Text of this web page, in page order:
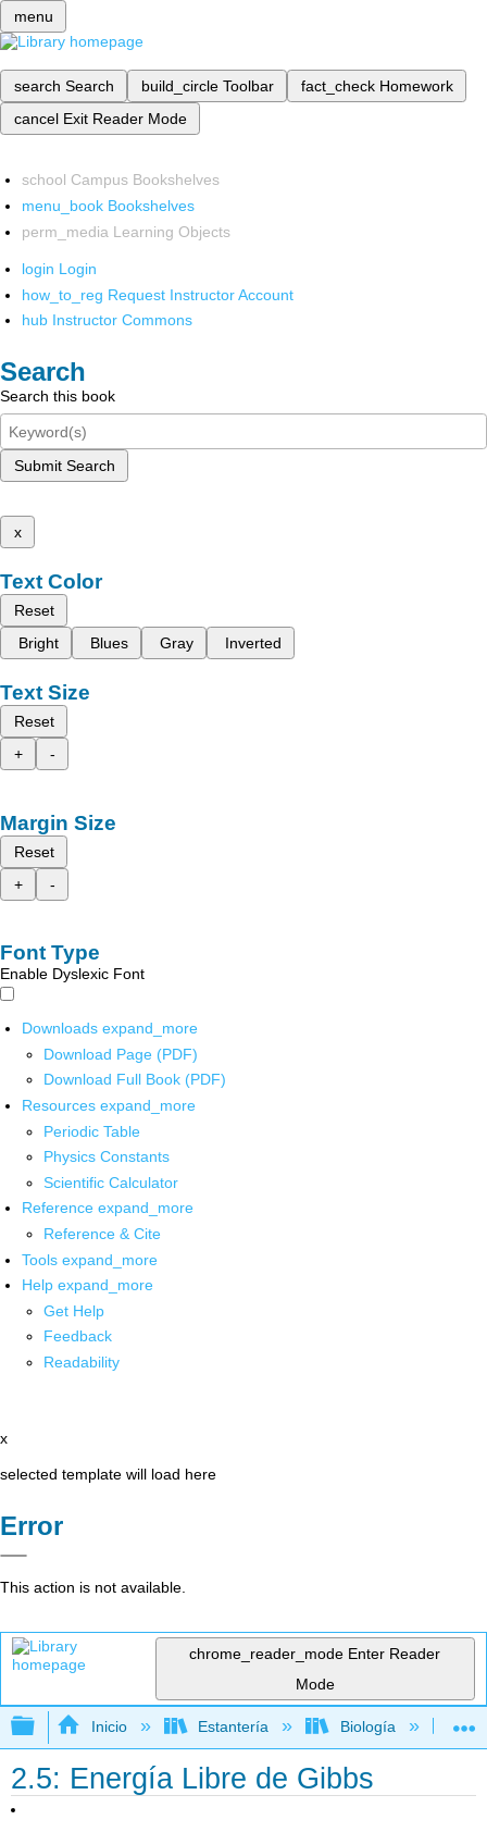
menu
search Search build_circle Toolbar fact_check Homework
cancel Exit Reader Mode
school Campus Bookshelves
menu_book Bookshelves
perm_media Learning Objects
login Login
how_to_reg Request Instructor Account
hub Instructor Commons
Search
Search this book
Submit Search
x
Text Color
Reset
Bright
Blues Gray Inverted
Text Size
Reset
+
-
Margin Size
Reset
+
-
Font Type
Enable Dyslexic Font
Downloads expand_more
Download Page (PDF)
Download Full Book (PDF)
Resources expand_more
Periodic Table
Physics Constants
Scientific Calculator
Reference expand_more
Reference & Cite
Tools expand_more
Help expand_more
Get Help
Feedback
Readability
x
selected template will load here
Error
This action is not available.
chrome_reader_mode Enter Reader
Mode
Expandir/contraer jerarquía global
Inicio Estantería Biología
2.5: Energía Libre de Gibbs